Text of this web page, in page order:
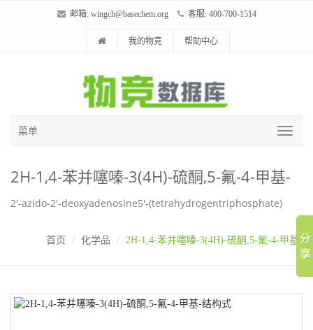
邮箱: wingch@basechem.org 客服: 400-700-1514
我的物竞 帮助中心
菜单
2H-1,4-苯并噻嗪-3(4H)-硫酮,5-氟-4-甲基-
2'-azido-2'-deoxyadenosine5'-(tetrahydrogentriphosphate)
首页 化学品 2H-1,4-苯并噻嗪-3(4H)-硫酮,5-氟-4-甲基-